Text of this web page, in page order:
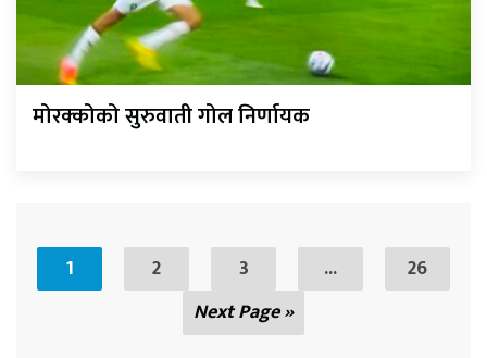
मोरक्कोको सुरुवाती गोल निर्णायक
1 2 3 ...
26
Next Page »